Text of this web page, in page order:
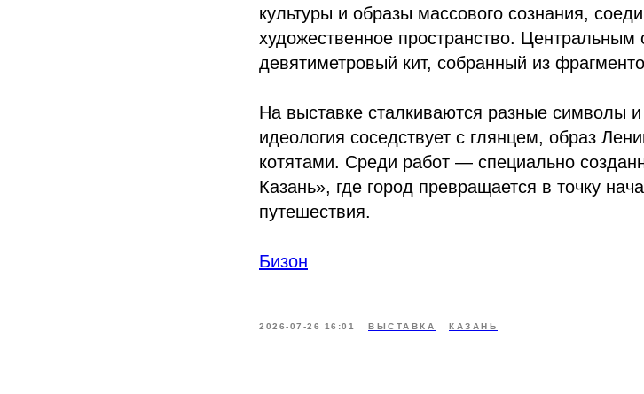
культуры и образы массового сознания,
художественное пространство. Центральным
девятиметровый кит, собранный из
На выставке сталкиваются разные символы и
идеология соседствует с глянцем, образ
котятами. Среди работ — специально
Казань», где город превращается в точку
путешествия.
Бизон
2026-07-26 16:01 ВЫСТАВКА КАЗАНЬ